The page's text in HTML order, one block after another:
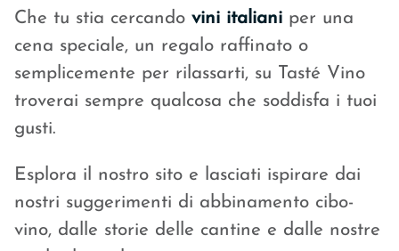
Che tu stia cercando vini italianiper una
cena speciale, un regalo raffinato o
semplicemente per rilassarti, su Tasté Vino
troverai sempre qualcosa che soddisfa i tuoi
gusti.
Esplora il nostro sito e lasciati ispirare dai
nostri suggerimenti di abbinamento cibo-
vino, dalle storie delle cantine e dalle nostre